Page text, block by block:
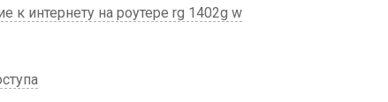
к интернету на роутере rg 1402g w